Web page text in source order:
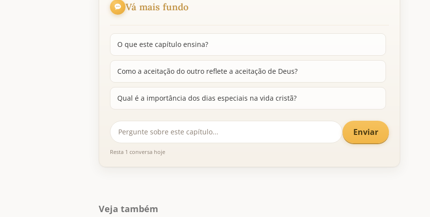
Vá mais fundo
O que este capítulo ensina?
Como a aceitação do outro reflete a aceitação de Deus?
Qual é a importância dos dias especiais na vida cristã?
Enviar
Resta 1 conversa hoje
Veja também